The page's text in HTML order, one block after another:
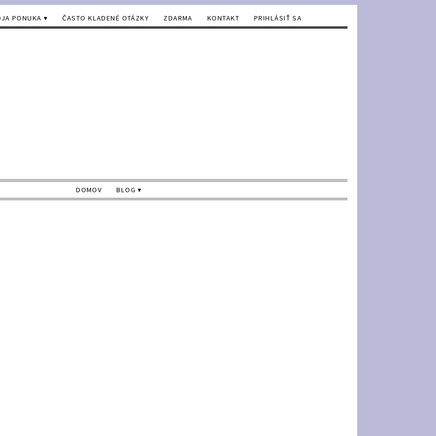
PONUKA ČASTO KLADENÉ OTÁZKY ZDARMA KONTAKT PRIHLÁSIŤ SA
DOMOV BLOG